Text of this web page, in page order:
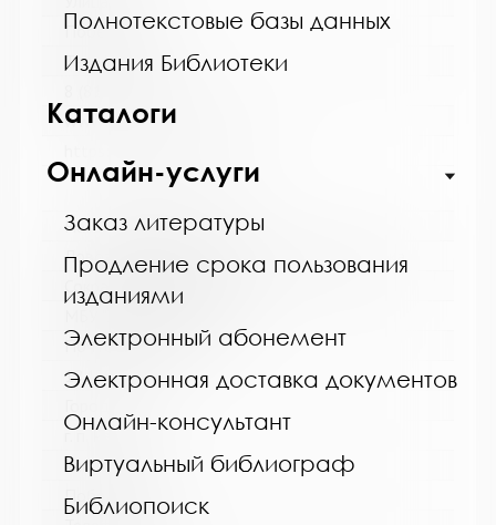
Полнотекстовые базы данных
Издания Библиотеки
Каталоги
Онлайн-услуги
Заказ литературы
Продление срока пользования
изданиями
Электронный абонемент
Электронная доставка документов
Онлайн-консультант
Виртуальный библиограф
Библиопоиск
Победы, 7
Телефон:
www:
Название библиотеки:
Ловозерская межпоселенческая библиотека
Сокращенное название:
Почтовый индекс:
184580
г. п. Ревда
Улица, дом:
Победы, 25